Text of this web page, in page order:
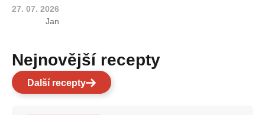
27. 07. 2026
Jan
Nejnovější recepty
Další recepty